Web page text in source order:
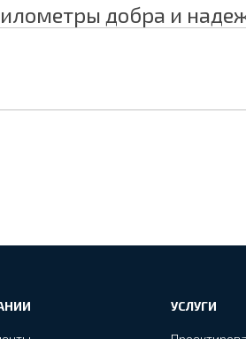
добра и
УСЛУГИ